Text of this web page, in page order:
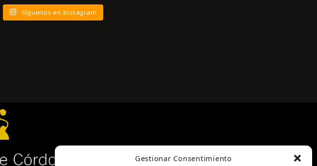
Gestionar Consentimiento
Síguenos en Instagram